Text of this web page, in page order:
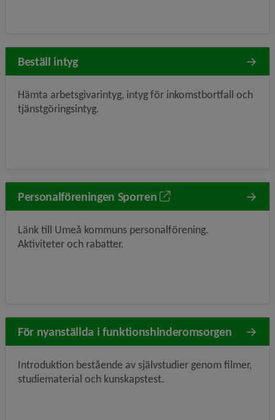
Beställ intyg
Hämta arbetsgivarintyg, intyg för inkomstbortfall och
tjänstgöringsintyg.
Personalföreningen Sporren
Länk till Umeå kommuns personalförening.
Aktiviteter och rabatter.
För nyanställda i funktionshinderomsorgen
Introduktion bestående av självstudier genom filmer,
studiematerial och kunskapstest.